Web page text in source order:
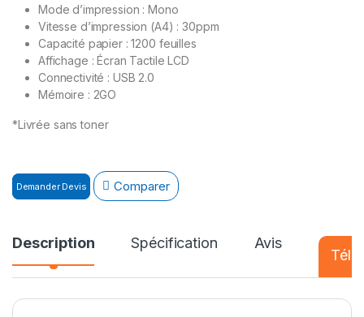
Mode d’impression : Mono
Vitesse d’impression (A4) : 30ppm
Capacité papier : 1200 feuilles
Affichage : Écran Tactile LCD
Connectivité : USB 2.0
Mémoire : 2GO
*Livrée sans toner
Demander Devis Comparer
Description Spécification Avis